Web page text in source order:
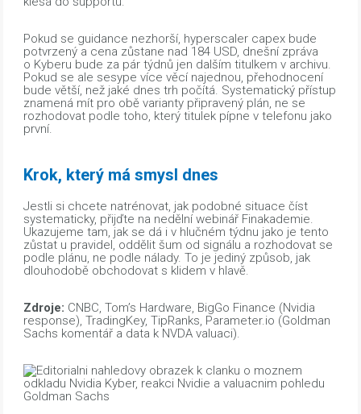
Pokud se guidance nezhorší, hyperscaler capex bude
potvrzený a cena zůstane nad 184 USD, dnešní zpráva
o Kyberu bude za pár týdnů jen dalším titulkem v archivu.
Pokud se ale sesype více věcí najednou, přehodnocení
bude větší, než jaké dnes trh počítá. Systematický přístup
znamená mít pro obě varianty připravený plán, ne se
rozhodovat podle toho, který titulek pípne v telefonu jako
první.
Krok, který má smysl dnes
Jestli si chcete natrénovat, jak podobné situace číst
systematicky, přijďte na nedělní webinář Finakademie.
Ukazujeme tam, jak se dá i v hlučném týdnu jako je tento
zůstat u pravidel, oddělit šum od signálu a rozhodovat se
podle plánu, ne podle nálady. To je jediný způsob, jak
dlouhodobě obchodovat s klidem v hlavě.
Zdroje: CNBC, Tom’s Hardware, BigGo Finance (Nvidia
response), TradingKey, TipRanks, Parameter.io (Goldman
Sachs komentář a data k NVDA valuaci).